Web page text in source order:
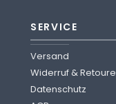
SERVICE
Versand
Widerruf & Retoure
Datenschutz